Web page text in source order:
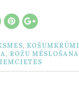
, KOŠUMKRŪMI
, ROŽU MĒSLOŠANA